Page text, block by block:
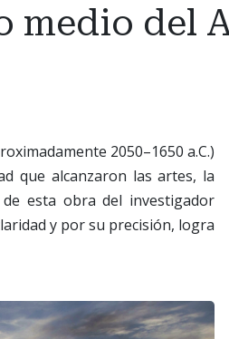
medio del
2050–1650 a.C.)
que alcanzaron las artes, la
esta obra del investigador
y por su precisión, logra